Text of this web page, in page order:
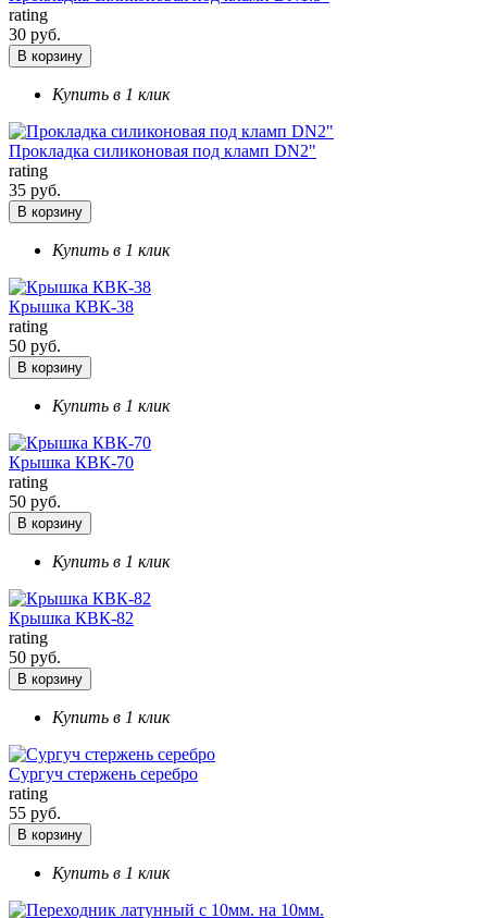
rating
30 руб.
В корзину
Купить в 1 клик
Прокладка силиконовая под кламп DN2"
rating
35 руб.
В корзину
Купить в 1 клик
Крышка КВК-38
rating
50 руб.
В корзину
Купить в 1 клик
Крышка КВК-70
rating
50 руб.
В корзину
Купить в 1 клик
Крышка КВК-82
rating
50 руб.
В корзину
Купить в 1 клик
Сургуч стержень серебро
rating
55 руб.
В корзину
Купить в 1 клик